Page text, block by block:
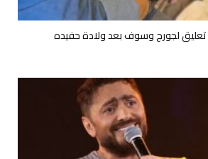
تعليق لجورج وسوف بعد ولادة حفيده